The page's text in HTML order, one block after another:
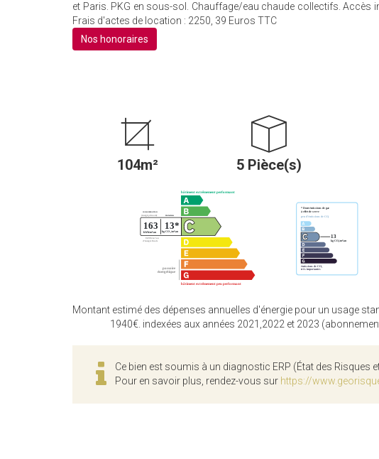
et Paris. PKG en sous-sol. Chauffage/eau chaude collectifs. Accès
Frais d'actes de location : 2250, 39 Euros TTC
Nos honoraires
104m² 5 Pièce(s)
Montant estimé des dépenses annuelles d'énergie pour un usage
1940€. indexées aux années 2021,2022 et 2023
Ce bien est soumis à un diagnostic ERP (État des Risques
Pour en savoir plus, rendez-vous sur https://